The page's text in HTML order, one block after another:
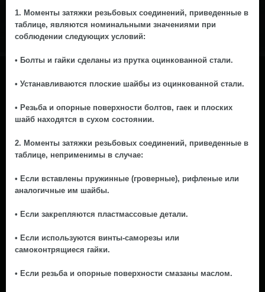
1. Моменты затяжки резьбовых соединений, приведенные в
таблице, являются номинальными значениями при
соблюдении следующих условий:
• Болты и гайки сделаны из прутка оцинкованной стали.
• Устанавливаются плоские шайбы из оцинкованной стали.
• Резьба и опорные поверхности болтов, гаек и плоских
шайб находятся в сухом состоянии.
2. Моменты затяжки резьбовых соединений, приведенные в
таблице, неприменимы в случае:
• Если вставлены пружинные (гроверные), рифленые или
аналогичные им шайбы.
• Если закрепляются пластмассовые детали.
• Если используются винты-саморезы или
самоконтрящиеся гайки.
• Если резьба и опорные поверхности смазаны маслом.